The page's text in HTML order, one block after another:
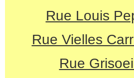
Rue Louis
Rue Vielles
Rue